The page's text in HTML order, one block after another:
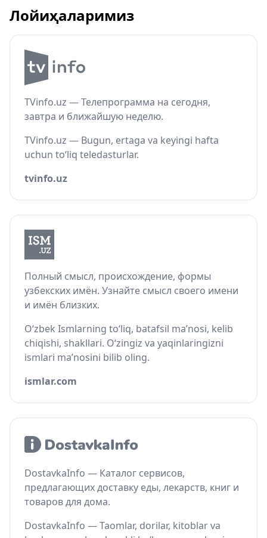
Лойиҳаларимиз
TVinfo.uz — Телепрограмма на сегодня,
завтра и ближайшую неделю.
TVinfo.uz — Bugun, ertaga va keyingi hafta
uchun to‘liq teledasturlar.
tvinfo.uz
Полный смысл, происхождение, формы
узбекских имён. Узнайте смысл своего имени
и имён близких.
O‘zbek Ismlarning to‘liq, batafsil ma’nosi, kelib
chiqishi, shakllari. O‘zingiz va yaqinlaringizni
ismlari ma’nosini bilib oling.
ismlar.com
DostavkaInfo — Каталог сервисов,
предлагающих доставку еды, лекарств, книг и
товаров для дома.
DostavkaInfo — Taomlar, dorilar, kitoblar va